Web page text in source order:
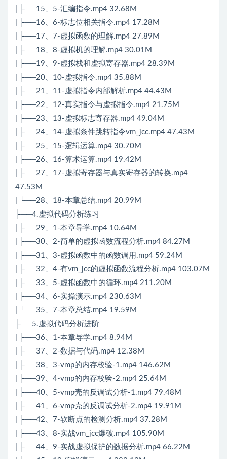
| ├──15、5-汇编指令.mp4 32.68M
| ├──16、6-标志位相关指令.mp4 17.28M
| ├──17、7-虚拟函数的理解.mp4 27.89M
| ├──18、8-虚拟机的理解.mp4 30.01M
| ├──19、9-虚拟栈和虚拟寄存器.mp4 28.39M
| ├──20、10-虚拟指令.mp4 35.88M
| ├──21、11-虚拟指令内部解析.mp4 44.43M
| ├──22、12-真实指令与虚拟指令.mp4 21.75M
| ├──23、13-虚拟标志寄存器.mp4 49.04M
| ├──24、14-虚拟条件跳转指令vm_jcc.mp4 47.43M
| ├──25、15-逻辑运算.mp4 30.70M
| ├──26、16-算术运算.mp4 19.42M
| ├──27、17-虚拟寄存器与真实寄存器的转换.mp4
47.53M
| └──28、18-本章总结.mp4 20.99M
├──4.虚拟代码分析练习
| ├──29、1-本章导学.mp4 10.64M
| ├──30、2-简单的虚拟函数流程分析.mp4 84.27M
| ├──31、3-虚拟函数中的函数调用.mp4 59.24M
| ├──32、4-有vm_jcc的虚拟函数流程分析.mp4 103.07M
| ├──33、5-虚拟函数中的循环.mp4 211.20M
| ├──34、6-实操演示.mp4 230.63M
| └──35、7-本章总结.mp4 19.59M
├──5.虚拟代码分析进阶
| ├──36、1-本章导学.mp4 8.94M
| ├──37、2-数据与代码.mp4 12.38M
| ├──38、3-vmp的内存校验-1.mp4 146.62M
| ├──39、4-vmp的内存校验-2.mp4 25.64M
| ├──40、5-vmp壳的反调试分析-1.mp4 79.48M
| ├──41、6-vmp壳的反调试分析-2.mp4 19.91M
| ├──42、7-软断点的检测分析.mp4 37.28M
| ├──43、8-实战vm_jcc爆破.mp4 105.90M
| ├──44、9-实战虚拟保护的数据分析.mp4 66.22M